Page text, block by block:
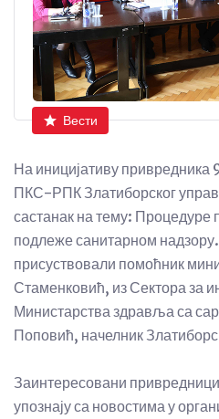
Вести
На иницијативу
ПКС-РПК Златиборског
састанак на тему: Процедуре
подлеже санитарном
присуствовали помоћник
Стаменковић, из Сектора за
Министарства здравља са
Поповић, начелник
Заинтересовани
упознају са новостима у